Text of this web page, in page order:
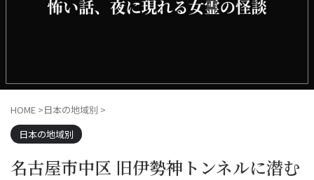
HOME >日本の地域別 >
日本の地域別
名古屋市中区 旧伊勢神トンネルに潜む